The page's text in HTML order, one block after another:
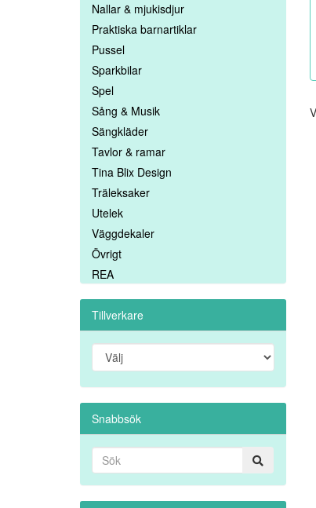
Nallar & mjukisdjur
Praktiska barnartiklar
Pussel
Sparkbilar
Spel
Sång & Musik
Sängkläder
Tavlor & ramar
Tina Blix Design
Träleksaker
Utelek
Väggdekaler
Övrigt
REA
Tillverkare
Snabbsök